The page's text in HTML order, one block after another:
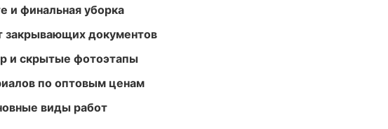
и финальная уборка
закрывающих документов
и скрытые фотоэтапы
по оптовым ценам
виды работ